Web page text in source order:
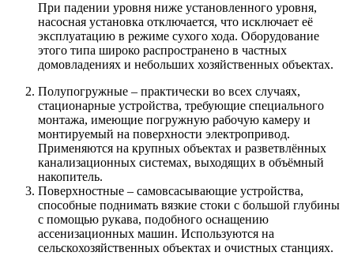
При падении уровня ниже установленного уровня,
насосная установка отключается, что исключает её
эксплуатацию в режиме сухого хода. Оборудование
этого типа широко распространено в частных
домовладениях и небольших хозяйственных объектах.
Полупогружные – практически во всех случаях,
стационарные устройства, требующие специального
монтажа, имеющие погружную рабочую камеру и
монтируемый на поверхности электропривод.
Применяются на крупных объектах и разветвлённых
канализационных системах, выходящих в объёмный
накопитель.
Поверхностные – самовсасывающие устройства,
способные поднимать вязкие стоки с большой глубины
с помощью рукава, подобного оснащению
ассенизационных машин. Используются на
сельскохозяйственных объектах и очистных станциях.